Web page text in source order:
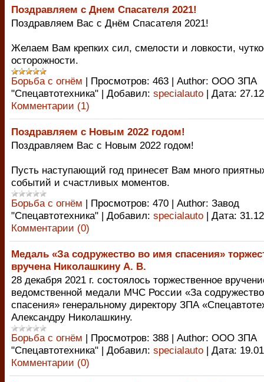
Поздравляем с Днем Спасателя 2021!
Поздравляем Вас с Днём Спасателя 2021!
Желаем Вам крепких сил, смелости и ловкости,
осторожности.
Борьба с огнём | Просмотров: 463 | Author: ООО ЗПА
"Спецавтотехника" | Добавил: specialauto | Дата:
Комментарии (1)
Поздравляем с Новым 2022 годом!
Поздравляем Вас с Новым 2022 годом!
Пусть наступающий год принесет Вам много
событий и счастливых моментов.
Борьба с огнём | Просмотров: 470 | Author: Завод
"Спецавтотехника" | Добавил: specialauto | Дата:
Комментарии (0)
Медаль «За содружество во имя спасения»
вручена Николашкину А. В.
28 декабря 2021 г. состоялось торжественное
ведомственной медали МЧС России «За
спасения» генеральному директору ЗПА
Александру Николашкину.
Борьба с огнём | Просмотров: 388 | Author: ООО ЗПА
"Спецавтотехника" | Добавил: specialauto | Дата:
Комментарии (0)